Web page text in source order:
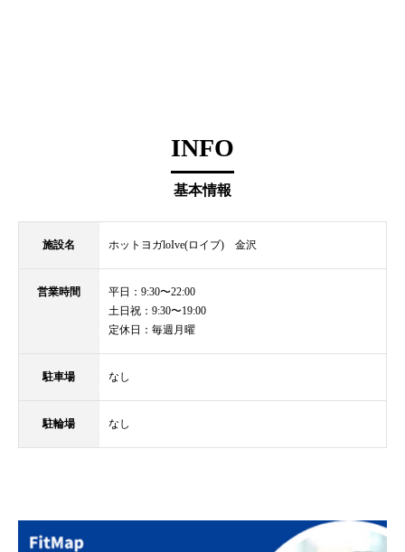
INFO
基本情報
施設名 ホットヨガloIve(ロイブ) 金沢
営業時間
平日：9:30〜22:00
土日祝：9:30〜19:00
定休日：毎週月曜
駐車場 なし
駐輪場 なし